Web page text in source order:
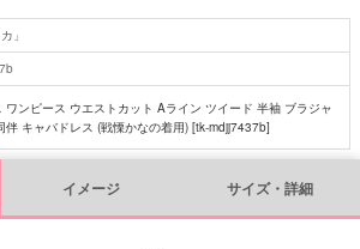
」
ワンピース ウエストカット Aライン ツイード 半袖 ブラジャ
伴 キャバドレス (戦慄かなの着用) [tk-mdjj7437b]
イメージ サイズ・詳細